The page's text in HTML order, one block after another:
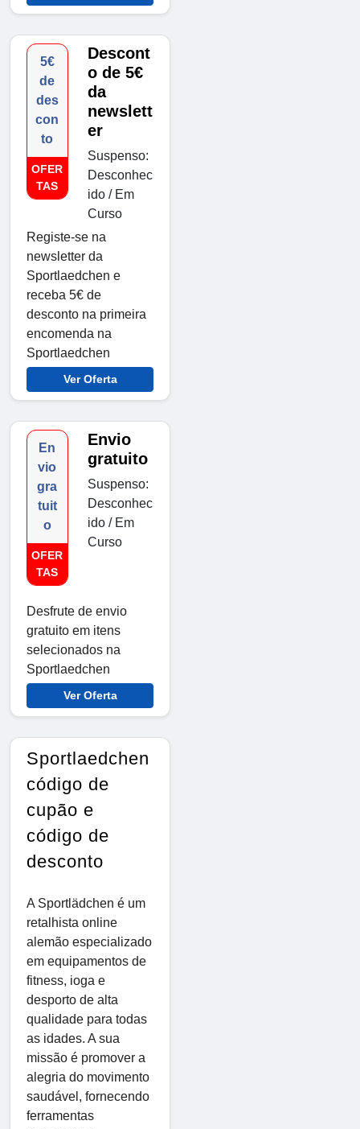
5€
de
des
con
to
OFER
TAS
Descont
o de 5€
da
newslett
er
Suspenso:
Desconhec
ido / Em
Curso
Registe-se na
newsletter da
Sportlaedchen e
receba 5€ de
desconto na primeira
encomenda na
Sportlaedchen
Ver Oferta
En
vio
gra
tuit
o
OFER
TAS
Envio
gratuito
Suspenso:
Desconhec
ido / Em
Curso
Desfrute de envio
gratuito em itens
selecionados na
Sportlaedchen
Ver Oferta
Sportlaedchen
código de
cupão e
código de
desconto
A Sportlädchen é um
retalhista online
alemão especializado
em equipamentos de
fitness, ioga e
desporto de alta
qualidade para todas
as idades. A sua
missão é promover a
alegria do movimento
saudável, fornecendo
ferramentas